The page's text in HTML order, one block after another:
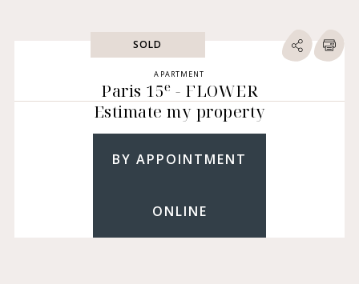
SOLD
APARTMENT
Paris 15e - FLOWER
Estimate my property
BY APPOINTMENT
ONLINE